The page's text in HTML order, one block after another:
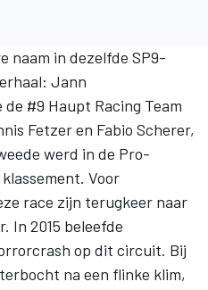
naam in dezelfde SP9-
Jann
#9 Haupt Racing Team
Fetzer en Fabio Scherer,
werd in de Pro-
Voor
race zijn terugkeer naar
In 2015 beleefde
op dit circuit. Bij
na een flinke klim,